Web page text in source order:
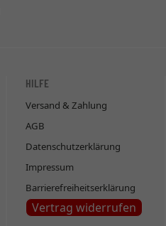
HILFE
Versand & Zahlung
AGB
Datenschutzerklärung
Impressum
Barrierefreiheitserklärung
Vertrag widerrufen